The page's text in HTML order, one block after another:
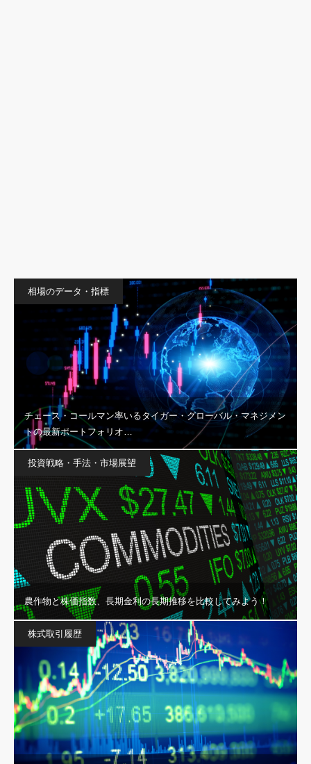
相場のデータ・指標
チェース・コールマン率いるタイガー・グローバル・マネジメン
トの最新ポートフォリオ…
投資戦略・手法・市場展望
農作物と株価指数、長期金利の長期推移を比較してみよう！
株式取引履歴